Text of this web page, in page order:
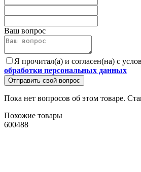
Ваш вопрос
Я прочитал(а) и согласен(на) с
обработки персональных данных
Отправить свой вопрос
Пока нет вопросов об этом товаре.
Похожие товары
600488